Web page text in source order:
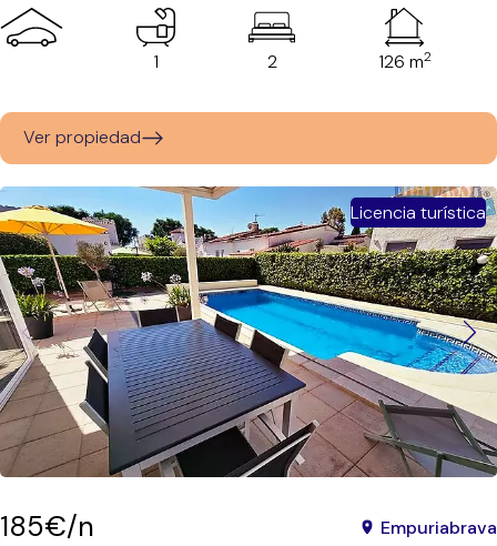
1 2 126 m2
Ver propiedad
Licencia turística
185€/n Empuriabrava